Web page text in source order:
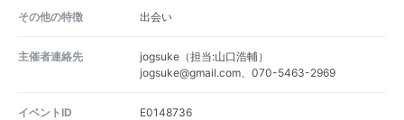
その他の特徴 出会い
主催者連絡先
jogsuke（担当:山口浩輔）
jogsuke@gmail.com、070-5463-2969
イベントID E0148736